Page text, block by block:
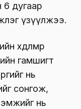
6 дугаар
үзүүлжээ.
хөдөлмөр
гамшигт
нь
сонгож,
нь